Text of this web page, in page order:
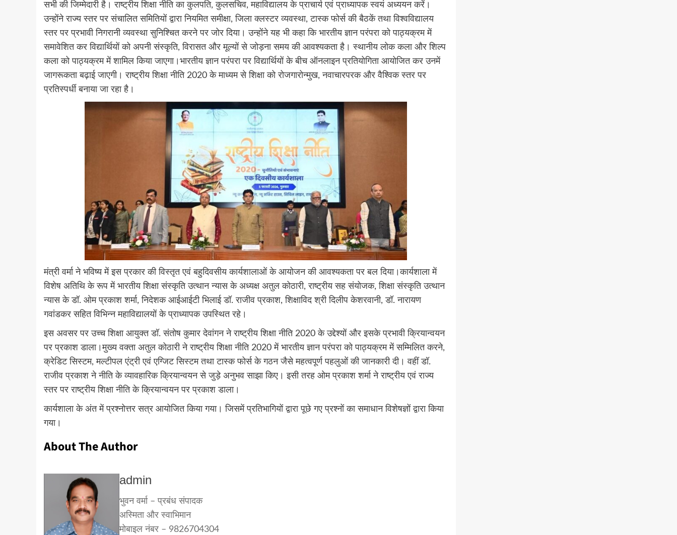
सभी की जिम्मेदारी है। राष्ट्रीय शिक्षा नीति का कुलपति, कुलसचिव, महाविद्यालय के प्राचार्य एवं प्राध्यापक स्वयं अध्ययन करें।
उन्होंने राज्य स्तर पर संचालित समितियों द्वारा नियमित समीक्षा, जिला क्लस्टर व्यवस्था, टास्क फोर्स की बैठकें तथा विश्वविद्यालय
स्तर पर प्रभावी निगरानी व्यवस्था सुनिश्चित करने पर जोर दिया। उन्होंने यह भी कहा कि भारतीय ज्ञान परंपरा को पाठ्यक्रम में
समावेशित कर विद्यार्थियों को अपनी संस्कृति, विरासत और मूल्यों से जोड़ना समय की आवश्यकता है। स्थानीय लोक कला और शिल्प
कला को पाठ्यक्रम में शामिल किया जाएगा।भारतीय ज्ञान परंपरा पर विद्यार्थियों के बीच ऑनलाइन प्रतियोगिता आयोजित कर उनमें
जागरूकता बढ़ाई जाएगी। राष्ट्रीय शिक्षा नीति 2020 के माध्यम से शिक्षा को रोजगारोन्मुख, नवाचारपरक और वैश्विक स्तर पर
प्रतिस्पर्धी बनाया जा रहा है।
मंत्री वर्मा ने भविष्य में इस प्रकार की विस्तृत एवं बहुदिवसीय कार्यशालाओं के आयोजन की आवश्यकता पर बल दिया।कार्यशाला में
विशेष अतिथि के रूप में भारतीय शिक्षा संस्कृति उत्थान न्यास के अध्यक्ष अतुल कोठारी, राष्ट्रीय सह संयोजक, शिक्षा संस्कृति उत्थान
न्यास के डॉ. ओम प्रकाश शर्मा, निदेशक आईआईटी भिलाई डॉ. राजीव प्रकाश, शिक्षाविद श्री दिलीप केशरवानी, डॉ. नारायण
गवांडकर सहित विभिन्न महाविद्यालयों के प्राध्यापक उपस्थित रहे।
इस अवसर पर उच्च शिक्षा आयुक्त डॉ. संतोष कुमार देवांगन ने राष्ट्रीय शिक्षा नीति 2020 के उद्देश्यों और इसके प्रभावी क्रियान्वयन
पर प्रकाश डाला।मुख्य वक्ता अतुल कोठारी ने राष्ट्रीय शिक्षा नीति 2020 में भारतीय ज्ञान परंपरा को पाठ्यक्रम में सम्मिलित करने,
क्रेडिट सिस्टम, मल्टीपल एंट्री एवं एग्जिट सिस्टम तथा टास्क फोर्स के गठन जैसे महत्वपूर्ण पहलुओं की जानकारी दी। वहीं डॉ.
राजीव प्रकाश ने नीति के व्यावहारिक क्रियान्वयन से जुड़े अनुभव साझा किए। इसी तरह ओम प्रकाश शर्मा ने राष्ट्रीय एवं राज्य
स्तर पर राष्ट्रीय शिक्षा नीति के क्रियान्वयन पर प्रकाश डाला।
कार्यशाला के अंत में प्रश्नोत्तर सत्र आयोजित किया गया। जिसमें प्रतिभागियों द्वारा पूछे गए प्रश्नों का समाधान विशेषज्ञों द्वारा किया
गया।
About The Author
admin
भुवन वर्मा – प्रबंध संपादक
अस्मिता और स्वाभिमान
मोबाइल नंबर – 9826704304